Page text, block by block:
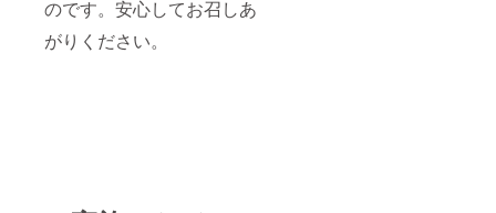
のです。安心してお召しあ
がりください。